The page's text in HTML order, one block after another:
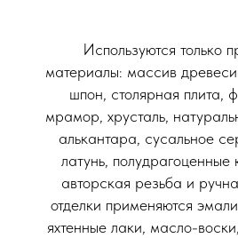
Используются только
материалы: массив
шпон, столярная
мрамор, хрусталь,
алькантара, сусальное
латунь,
авторская резьба и
отделки применяются
яхтенные лаки, масло-